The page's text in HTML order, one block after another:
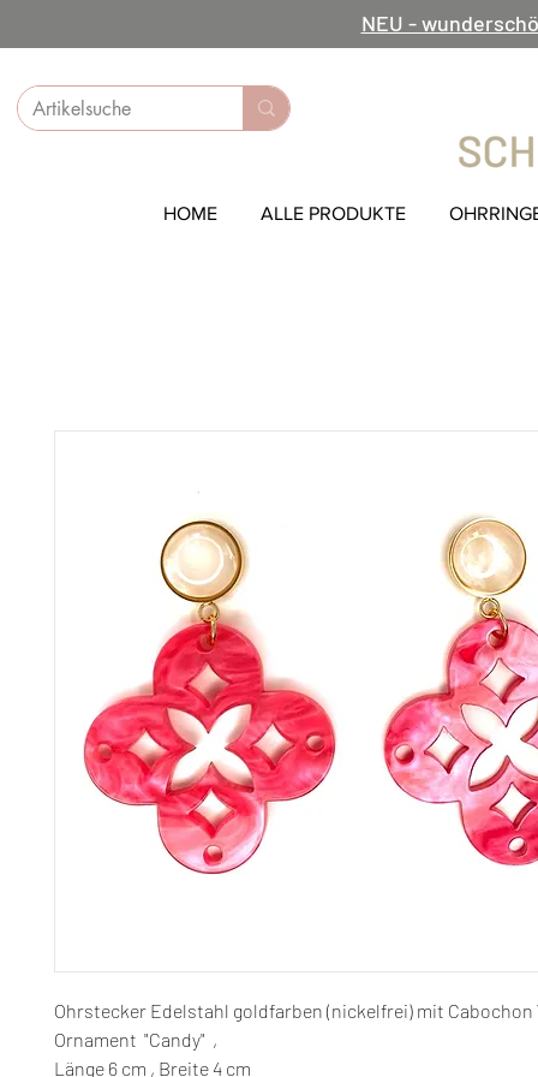
NEU -
HOME ALLE PRODUKTE
Ohrstecker Edelstahl goldfarben (nickelfrei) mit
Ornament "Candy" ,
Länge 6 cm , Breite 4 cm